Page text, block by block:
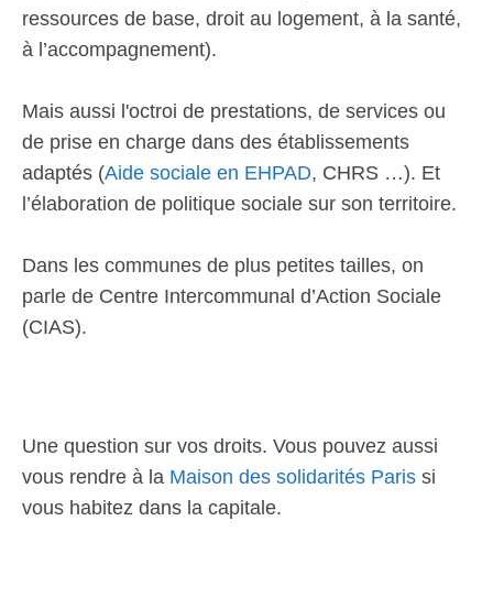
ressources de base, droit au logement, à la santé,
à l’accompagnement).
Mais aussi l'octroi de prestations, de services ou
de prise en charge dans des établissements
adaptés (Aide sociale en EHPAD, CHRS …). Et
l’élaboration de politique sociale sur son territoire.
Dans les communes de plus petites tailles, on
parle de Centre Intercommunal d’Action Sociale
(CIAS).
Une question sur vos droits. Vous pouvez aussi
vous rendre à la Maison des solidarités Paris si
vous habitez dans la capitale.